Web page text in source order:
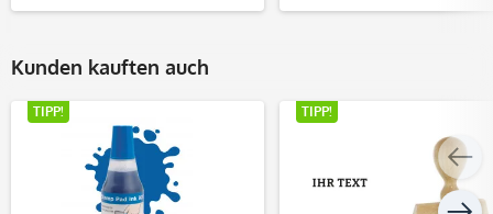
Kunden kauften auch
TIPP! TIPP!